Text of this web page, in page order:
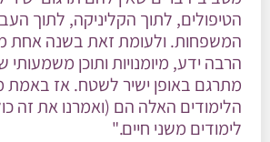
הטיפולים, לתוך הקליניקה, לתוך
המשפחות. ולעומת זאת בשנה אחת
הרבה ידע, מיומנויות ותוכן
מתרגם באופן ישיר לשטח. אז באמת
הלימודים האלה הם (ואמרנו את זה
לימודים משני חיים."